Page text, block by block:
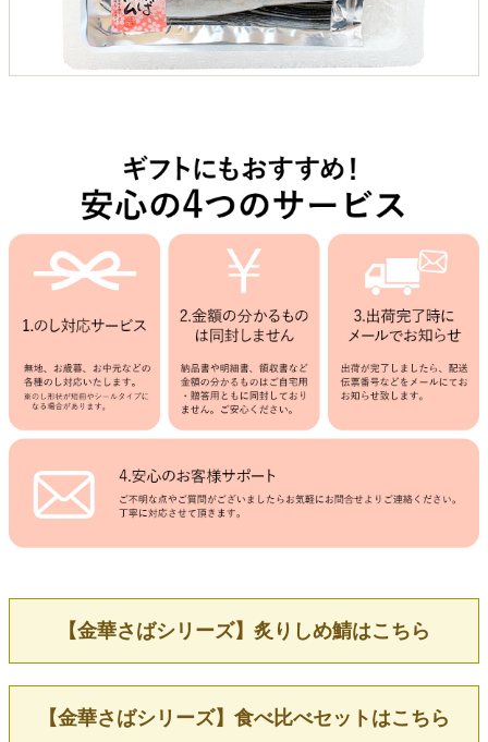
【金華さばシリーズ】炙りしめ鯖はこちら
【金華さばシリーズ】食べ比べセットはこちら